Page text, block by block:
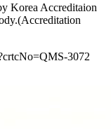
Korea Accreditaion
3072